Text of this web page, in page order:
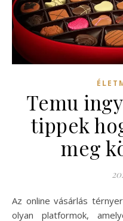
Temu
tippek
meg
Az online vásárlás térnyerésével egyre népszerűbbek az
olyan platformok,